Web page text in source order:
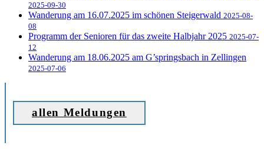
2025-09-30
Wanderung am 16.07.2025 im schönen Steigerwald 2025-08-
08
Programm der Senioren für das zweite Halbjahr 2025 2025-07-
12
Wanderung am 18.06.2025 am G’springsbach in Zellingen
2025-07-06
allen Meldungen